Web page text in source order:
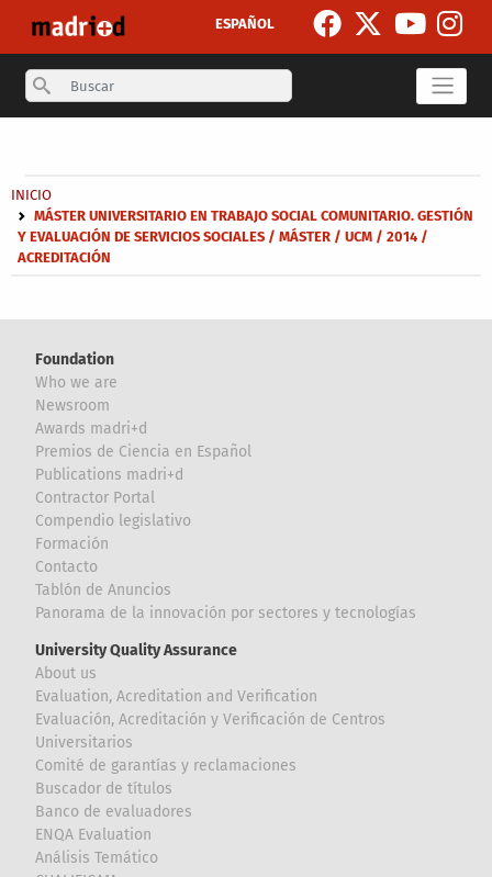
ESPAÑOL
Search
Breadcrumb
INICIO
MÁSTER UNIVERSITARIO EN TRABAJO SOCIAL COMUNITARIO. GESTIÓN
Y EVALUACIÓN DE SERVICIOS SOCIALES / MÁSTER / UCM / 2014 /
ACREDITACIÓN
Foundation
Who we are
Newsroom
Awards madri+d
Premios de Ciencia en Español
Publications madri+d
Contractor Portal
Compendio legislativo
Formación
Contacto
Tablón de Anuncios
Panorama de la innovación por sectores y tecnologías
University Quality Assurance
About us
Evaluation, Acreditation and Verification
Evaluación, Acreditación y Verificación de Centros
Universitarios
Comité de garantías y reclamaciones
Buscador de títulos
Banco de evaluadores
ENQA Evaluation
Análisis Temático